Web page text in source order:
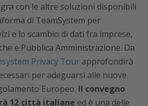
con le altre soluzioni disponibili
di TeamSystem per
e lo scambio di dati fra imprese,
e Pubblica Amministrazione. Da
Privacy Tour approfondirà
per adeguarsi alle nuove
Europeo. Il convegno
12 città italiane ed è una delle